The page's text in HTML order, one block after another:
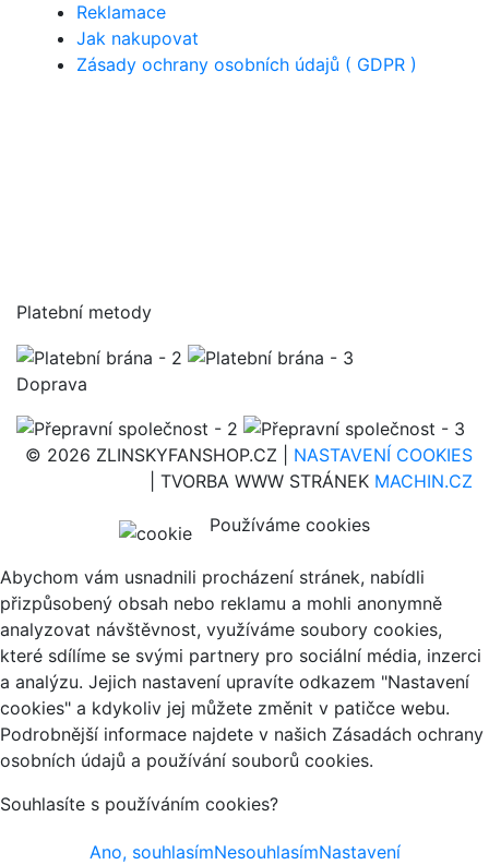
Reklamace
Jak nakupovat
Zásady ochrany osobních údajů ( GDPR )
Platební metody
Doprava
© 2026 ZLINSKYFANSHOP.CZ | NASTAVENÍ COOKIES
| TVORBA WWW STRÁNEK MACHIN.CZ
Používáme cookies
Abychom vám usnadnili procházení stránek, nabídli
přizpůsobený obsah nebo reklamu a mohli anonymně
analyzovat návštěvnost, využíváme soubory cookies,
které sdílíme se svými partnery pro sociální média, inzerci
a analýzu. Jejich nastavení upravíte odkazem "Nastavení
cookies" a kdykoliv jej můžete změnit v patičce webu.
Podrobnější informace najdete v našich Zásadách ochrany
osobních údajů a používání souborů cookies.
Souhlasíte s používáním cookies?
Ano, souhlasímNesouhlasímNastavení